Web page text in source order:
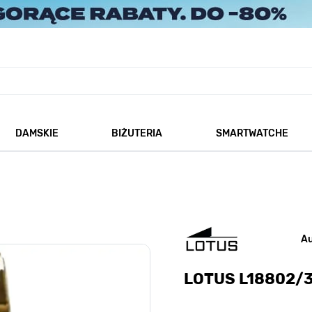
DAMSKIE
BIŻUTERIA
SMARTWATCHE
LOTUS L18802/